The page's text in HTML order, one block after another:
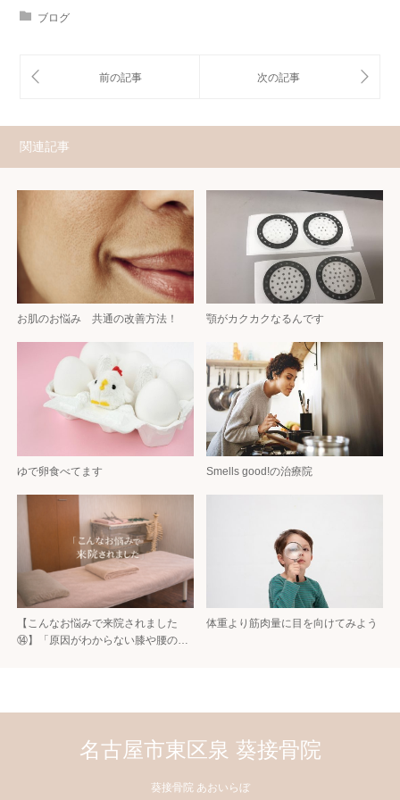
ブログ
関連記事
お肌のお悩み 共通の改善方法！ 顎がカクカクなるんです
ゆで卵食べてます Smells good!の治療院
【こんなお悩みで来院されました
⑭】「原因がわからない膝や腰の…
体重より筋肉量に目を向けてみよう
名古屋市東区泉 葵接骨院
葵接骨院 あおいらぼ